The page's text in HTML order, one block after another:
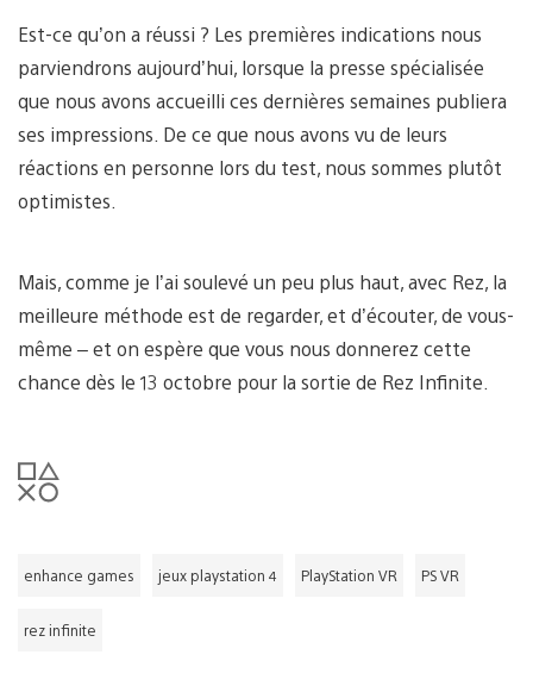
Est-ce qu’on a réussi ? Les premières indications nous
parviendrons aujourd’hui, lorsque la presse spécialisée
que nous avons accueilli ces dernières semaines publiera
ses impressions. De ce que nous avons vu de leurs
réactions en personne lors du test, nous sommes plutôt
optimistes.
Mais, comme je l’ai soulevé un peu plus haut, avec Rez, la
meilleure méthode est de regarder, et d’écouter, de vous-
même – et on espère que vous nous donnerez cette
chance dès le 13 octobre pour la sortie de Rez Infinite.
enhance games jeux playstation 4 PlayStation VR PS VR
rez infinite